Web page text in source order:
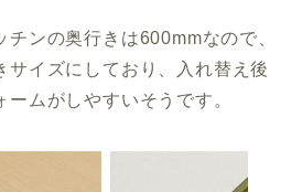
ンの奥行きは600mmなので、
サイズにしており、入れ替え後
ムがしやすいそうです。